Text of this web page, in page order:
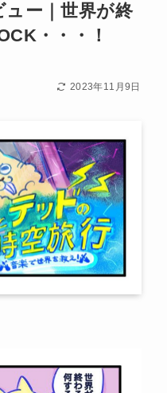
ー｜世界が終
・・・！
2023年11月9日